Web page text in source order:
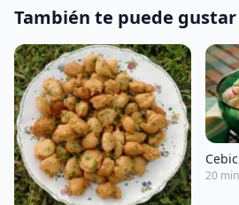
También te puede gustar
20 min